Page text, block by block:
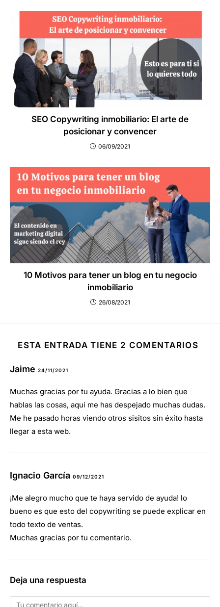
SEO Copywriting inmobiliario: El arte de
posicionar y convencer
06/09/2021
10 Motivos para tener un blog en tu negocio
inmobiliario
26/08/2021
ESTA ENTRADA TIENE 2 COMENTARIOS
Jaime 24/11/2021
Muchas gracias por tu ayuda. Gracias a lo bien que
hablas las cosas, aquí me has despejado muchas dudas.
Me he pasado horas viendo otros sisitos sin éxito hasta
llegar a esta web.
Ignacio García 09/12/2021
¡Me alegro mucho que te haya servido de ayuda! lo
bueno es que esto del copywriting se puede explicar en
todo texto de ventas.
Muchas gracias por tu comentario.
Deja una respuesta